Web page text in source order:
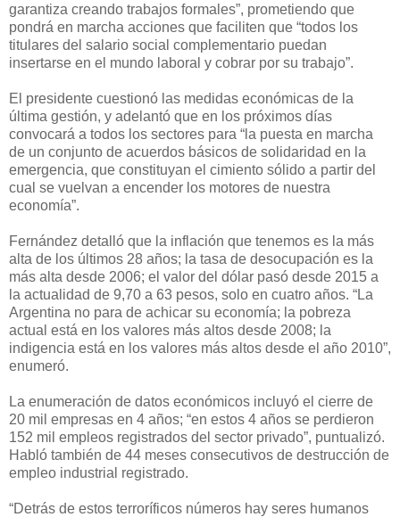
garantiza creando trabajos formales”, prometiendo que
pondrá en marcha acciones que faciliten que “todos los
titulares del salario social complementario puedan
insertarse en el mundo laboral y cobrar por su trabajo”.
El presidente cuestionó las medidas económicas de la
última gestión, y adelantó que en los próximos días
convocará a todos los sectores para “la puesta en marcha
de un conjunto de acuerdos básicos de solidaridad en la
emergencia, que constituyan el cimiento sólido a partir del
cual se vuelvan a encender los motores de nuestra
economía”.
Fernández detalló que la inflación que tenemos es la más
alta de los últimos 28 años; la tasa de desocupación es la
más alta desde 2006; el valor del dólar pasó desde 2015 a
la actualidad de 9,70 a 63 pesos, solo en cuatro años. “La
Argentina no para de achicar su economía; la pobreza
actual está en los valores más altos desde 2008; la
indigencia está en los valores más altos desde el año 2010”,
enumeró.
La enumeración de datos económicos incluyó el cierre de
20 mil empresas en 4 años; “en estos 4 años se perdieron
152 mil empleos registrados del sector privado”, puntualizó.
Habló también de 44 meses consecutivos de destrucción de
empleo industrial registrado.
“Detrás de estos terroríficos números hay seres humanos